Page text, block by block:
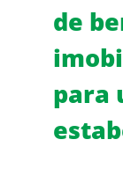
de
para